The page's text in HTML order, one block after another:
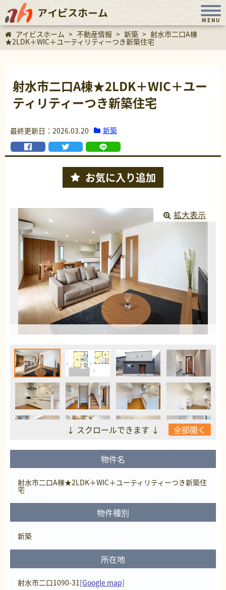
アイビスホーム
MENU
アイビスホーム > 不動産情報 > 新築 > 射水市二口A棟
★2LDK＋WIC＋ユーティリティーつき新築住宅
射水市二口A棟★2LDK＋WIC＋ユー
ティリティーつき新築住宅
最終更新日：2026.03.20 新築
お気に入り追加
↓ スクロールできます ↓ 全部開く
拡大表示
物件名
射水市二口A棟★2LDK＋WIC＋ユーティリティーつき新築住
宅
物件種別
新築
所在地
射水市二口1090-31[Google map]